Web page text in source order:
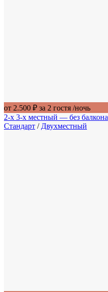
от 2.500 ₽ за 2 гостя /ночь
2-х 3-х местный — без балкона
Стандарт / Двухместный